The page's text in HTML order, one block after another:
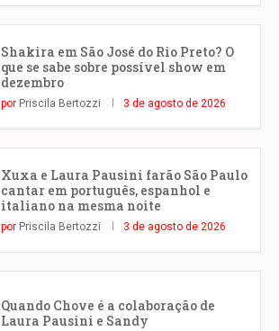
Shakira em São José do Rio Preto? O
que se sabe sobre possível show em
dezembro
por Priscila Bertozzi 3 de agosto de 2026
Xuxa e Laura Pausini farão São Paulo
cantar em português, espanhol e
italiano na mesma noite
por Priscila Bertozzi 3 de agosto de 2026
Quando Chove é a colaboração de
Laura Pausini e Sandy